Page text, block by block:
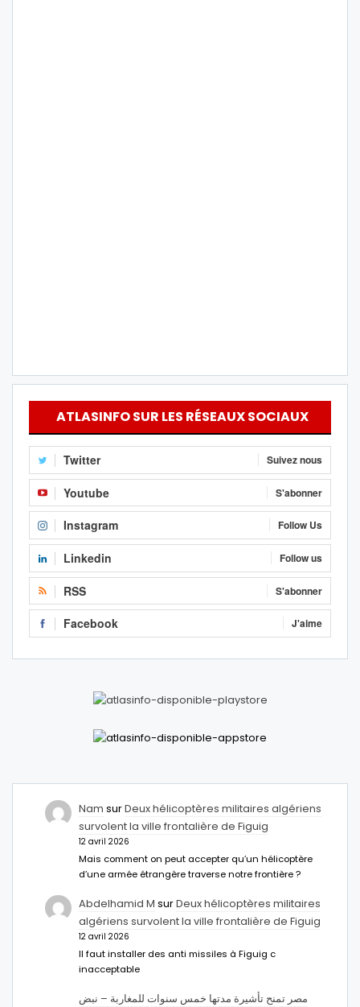
ATLASINFO SUR LES RÉSEAUX SOCIAUX
Twitter Suivez nous
Youtube S'abonner
Instagram Follow Us
Linkedin Follow us
RSS S'abonner
Facebook J'aime
Nam surDeux hélicoptères militaires algériens
survolent la ville frontalière de Figuig
12 avril 2026
Mais comment on peut accepter qu’un hélicoptère
d’une armée étrangère traverse notre frontière ?
Abdelhamid M surDeux hélicoptères militaires
algériens survolent la ville frontalière de Figuig
12 avril 2026
Il faut installer des anti missiles à Figuig c
inacceptable
مصر تمنح تأشيرة مدتها خمس سنوات للمغاربة – نبض